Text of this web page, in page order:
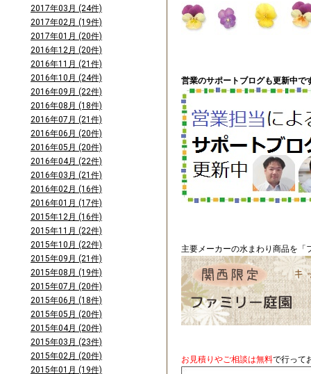
営業のサポートブログも更新中で
主要メーカーの水まわり商品を「
お見積りやご相談は無料で行って
2017年03月 (24件)
2017年02月 (19件)
2017年01月 (20件)
2016年12月 (20件)
2016年11月 (21件)
2016年10月 (24件)
2016年09月 (22件)
2016年08月 (18件)
2016年07月 (21件)
2016年06月 (20件)
2016年05月 (20件)
2016年04月 (22件)
2016年03月 (21件)
2016年02月 (16件)
2016年01月 (17件)
2015年12月 (16件)
2015年11月 (22件)
2015年10月 (22件)
2015年09月 (21件)
2015年08月 (19件)
2015年07月 (20件)
2015年06月 (18件)
2015年05月 (20件)
2015年04月 (20件)
2015年03月 (23件)
2015年02月 (20件)
2015年01月 (19件)